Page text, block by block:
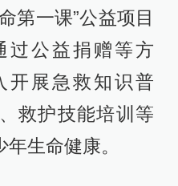
第一课”公益项目
过公益捐赠等方
开展急救知识普
救护技能培训等
生命健康。